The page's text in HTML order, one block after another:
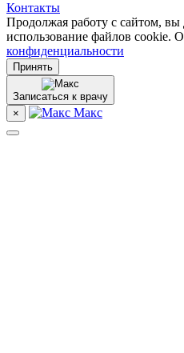
Контакты
Продолжая работу с сайтом, вы
использование файлов cookie.
конфиденциальности
Принять
Записаться к врачу
×
Макс